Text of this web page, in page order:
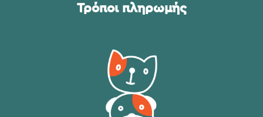
Τρόποι πληρωμής